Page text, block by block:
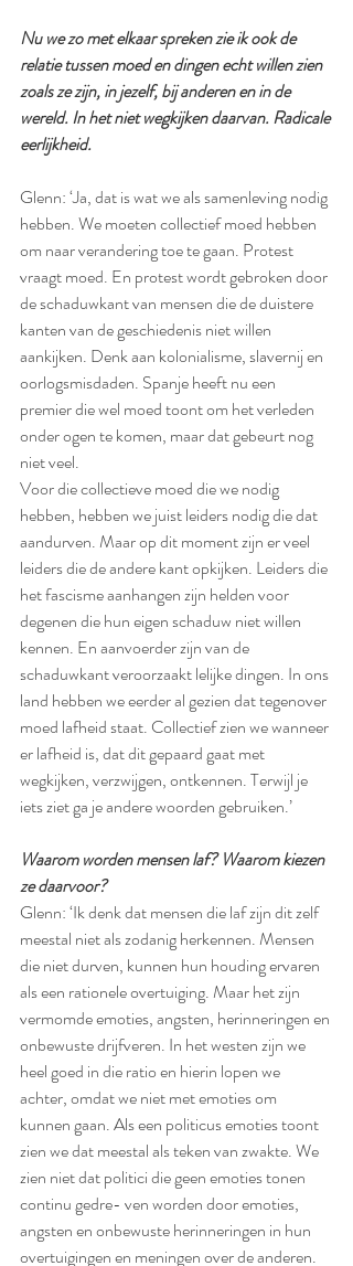
Nu we zo met elkaar spreken zie ik ook de
relatie tussen moed en dingen echt willen zien
zoals ze zijn, in jezelf, bij anderen en in de
wereld. In het niet wegkijken daarvan. Radicale
eerlijkheid.
Glenn: ‘Ja, dat is wat we als samenleving nodig
hebben. We moeten collectief moed hebben
om naar verandering toe te gaan. Protest
vraagt moed. En protest wordt gebroken door
de schaduwkant van mensen die de duistere
kanten van de geschiedenis niet willen
aankijken. Denk aan kolonialisme, slavernij en
oorlogsmisdaden. Spanje heeft nu een
premier die wel moed toont om het verleden
onder ogen te komen, maar dat gebeurt nog
niet veel.
Voor die collectieve moed die we nodig
hebben, hebben we juist leiders nodig die dat
aandurven. Maar op dit moment zijn er veel
leiders die de andere kant opkijken. Leiders die
het fascisme aanhangen zijn helden voor
degenen die hun eigen schaduw niet willen
kennen. En aanvoerder zijn van de
schaduwkant veroorzaakt lelijke dingen. In ons
land hebben we eerder al gezien dat tegenover
moed lafheid staat. Collectief zien we wanneer
er lafheid is, dat dit gepaard gaat met
wegkijken, verzwijgen, ontkennen. Terwijl je
iets ziet ga je andere woorden gebruiken.’
Waarom worden mensen laf? Waarom kiezen
ze daarvoor?
Glenn: ‘Ik denk dat mensen die laf zijn dit zelf
meestal niet als zodanig herkennen. Mensen
die niet durven, kunnen hun houding ervaren
als een rationele overtuiging. Maar het zijn
vermomde emoties, angsten, herinneringen en
onbewuste drijfveren. In het westen zijn we
heel goed in die ratio en hierin lopen we
achter, omdat we niet met emoties om
kunnen gaan. Als een politicus emoties toont
zien we dat meestal als teken van zwakte. We
zien niet dat politici die geen emoties tonen
continu gedre- ven worden door emoties,
angsten en onbewuste herinneringen in hun
overtuigingen en meningen over de anderen.